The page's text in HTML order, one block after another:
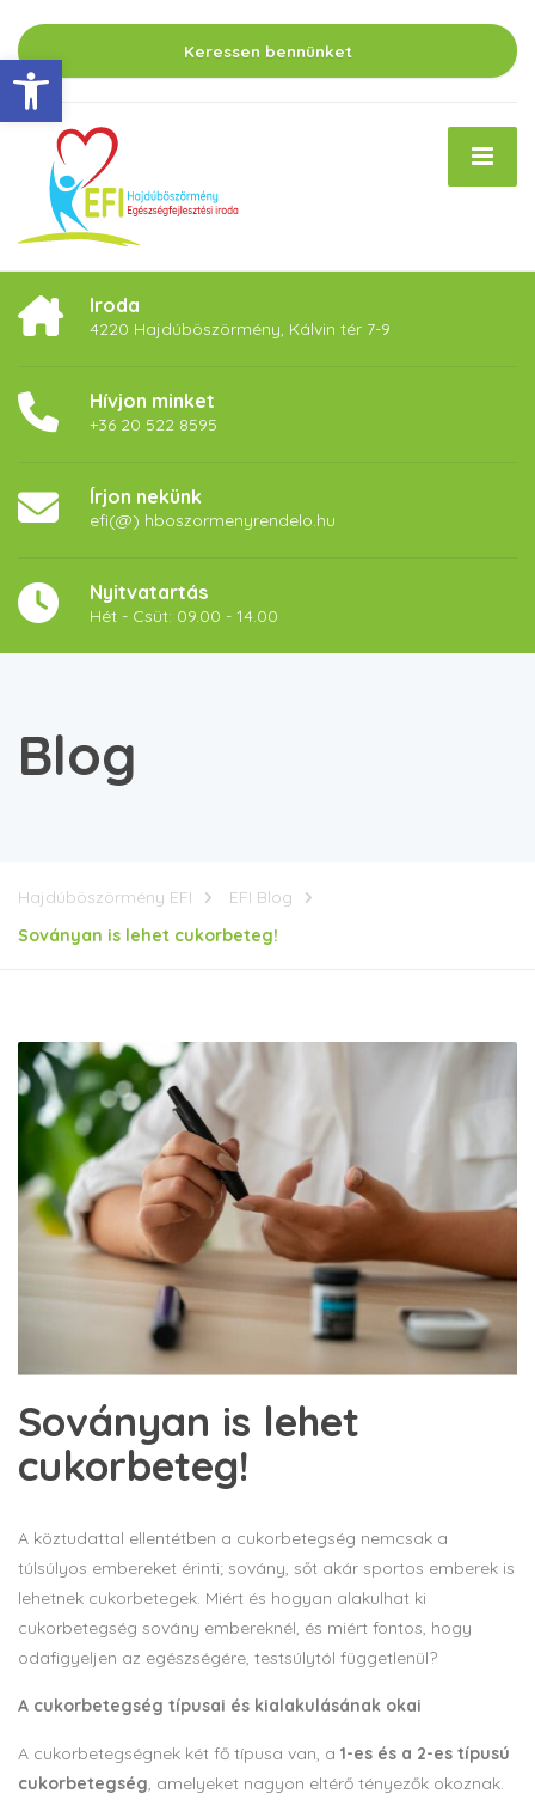
Eszköztár megnyitása
Keressen bennünket
Iroda
4220 Hajdúböszörmény, Kálvin tér 7-9
Hívjon minket
+36 20 522 8595
Írjon nekünk
efi(@) hboszormenyrendelo.hu
Nyitvatartás
Hét - Csüt: 09.00 - 14.00
Blog
Hajdúböszörmény EFI
EFI Blog
Soványan is lehet cukorbeteg!
Soványan is lehet
cukorbeteg!
A köztudattal ellentétben a cukorbetegség nemcsak a
túlsúlyos embereket érinti; sovány, sőt akár sportos emberek is
lehetnek cukorbetegek. Miért és hogyan alakulhat ki
cukorbetegség sovány embereknél, és miért fontos, hogy
odafigyeljen az egészségére, testsúlytól függetlenül?
A cukorbetegség típusai és kialakulásának okai
A cukorbetegségnek két fő típusa van, a 1-es és a 2-es típusú
cukorbetegség, amelyeket nagyon eltérő tényezők okoznak.